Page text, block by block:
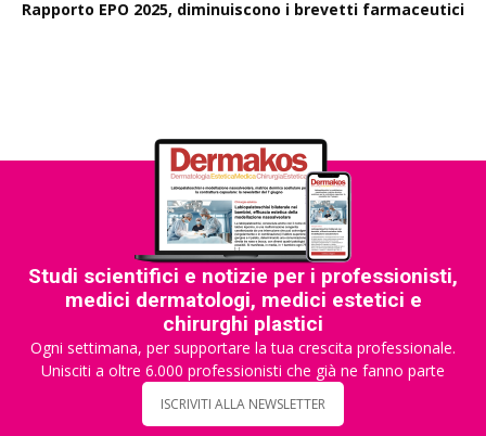
Rapporto EPO 2025, diminuiscono i brevetti farmaceutici
Studi scientifici e notizie per i professionisti,
medici dermatologi, medici estetici e
chirurghi plastici
Ogni settimana, per supportare la tua crescita professionale.
Unisciti a oltre 6.000 professionisti che già ne fanno parte
ISCRIVITI ALLA NEWSLETTER